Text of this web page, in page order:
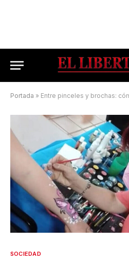
Portada » Entre pinceles y brochas: cómo es el
SOCIEDAD